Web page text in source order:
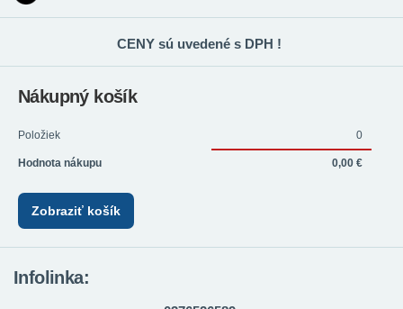
CENY sú uvedené s DPH !
Nákupný košík
Položiek 0
Hodnota nákupu 0,00 €
Zobraziť košík
Infolinka: